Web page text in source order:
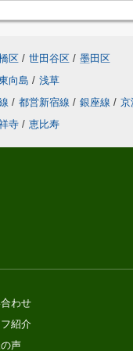
区 / 世田谷区 / 墨田区
向島 / 浅草
/ 都営新宿線 / 銀座線 / 京
寺 / 恵比寿
わせ
紹介
声